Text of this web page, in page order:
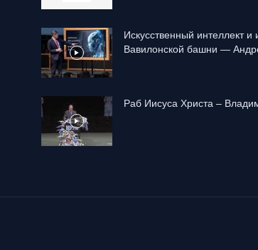
Искусственный интеллект и
Вавилонской башни —
Раб Иисуса Христа –